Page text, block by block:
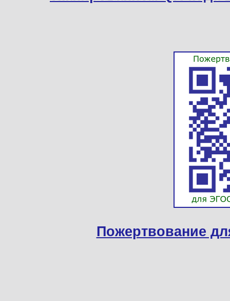
Пожертвование